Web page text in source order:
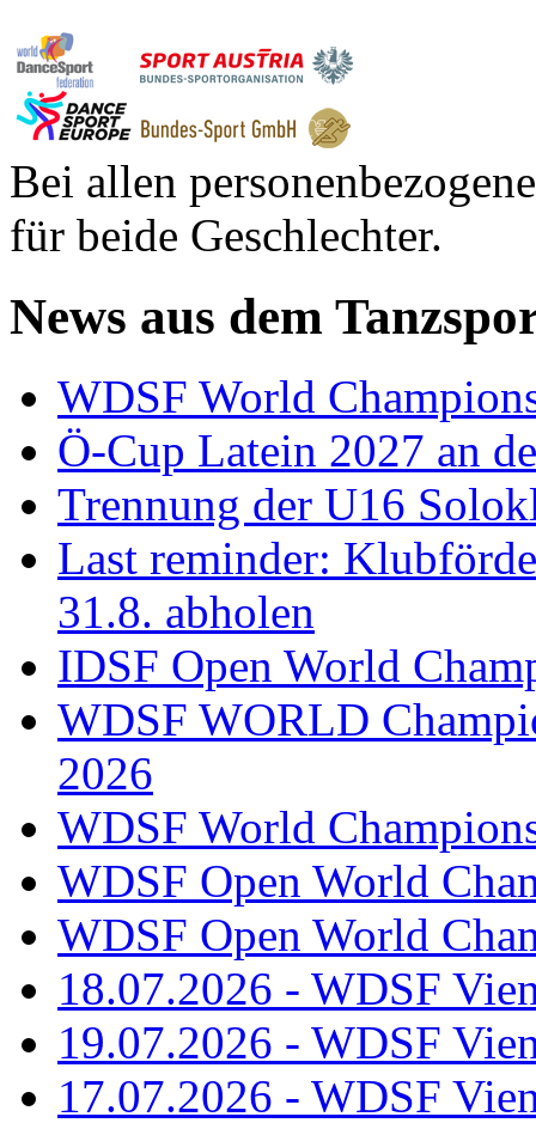
Bei allen
für beide Geschlechter.
News aus dem
WDSF World
Ö-Cup Latein 2027 an
Trennung der U16
Last reminder:
31.8. abholen
IDSF Open World
WDSF WORLD
2026
WDSF World
WDSF Open World
WDSF Open World
18.07.2026 - WDSF
19.07.2026 - WDSF
17.07.2026 - WDSF